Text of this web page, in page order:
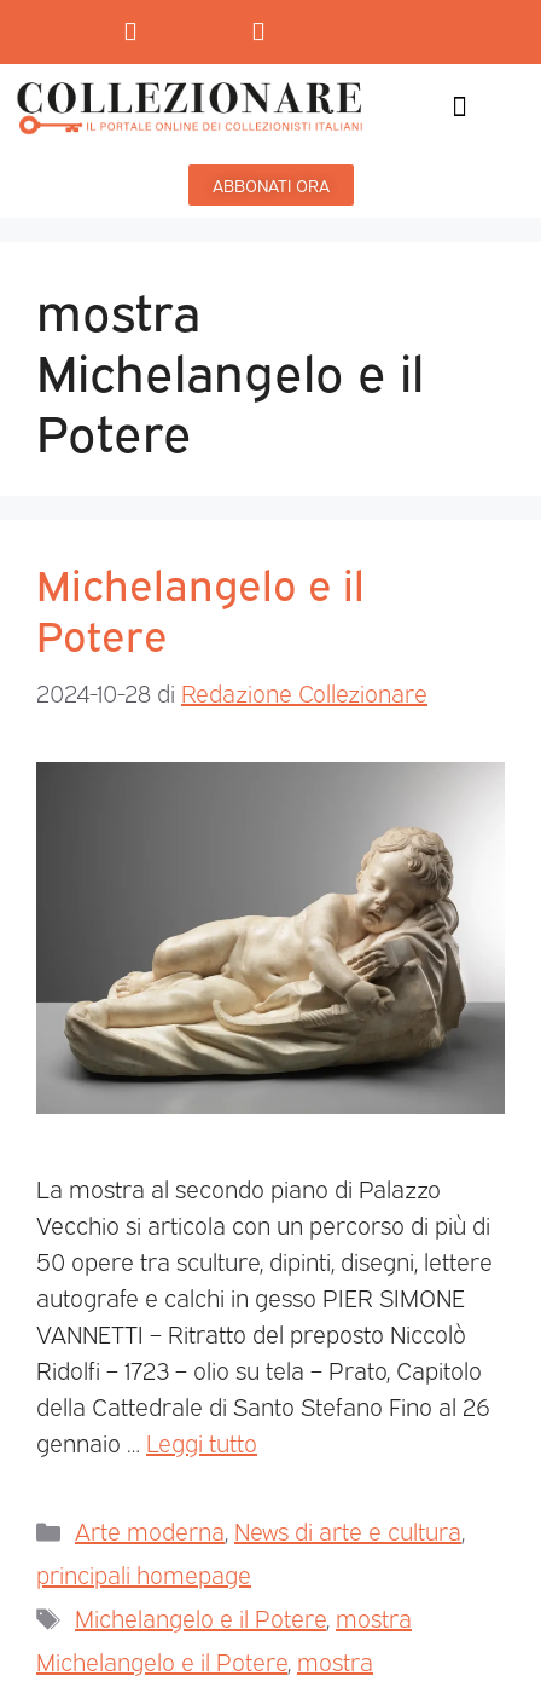
ABBONATI ORA
mostra
Michelangelo e il
Potere
Michelangelo e il
Potere
2024-10-28 di Redazione Collezionare
La mostra al secondo piano di Palazzo
Vecchio si articola con un percorso di più di
50 opere tra sculture, dipinti, disegni, lettere
autografe e calchi in gesso PIER SIMONE
VANNETTI – Ritratto del preposto Niccolò
Ridolfi – 1723 – olio su tela – Prato, Capitolo
della Cattedrale di Santo Stefano Fino al 26
gennaio … Leggi tutto
Arte moderna, News di arte e cultura,
principali homepage
Michelangelo e il Potere, mostra
Michelangelo e il Potere, mostra